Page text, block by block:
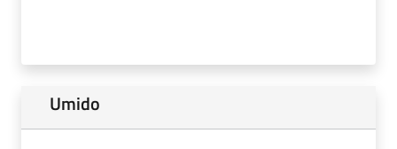
Umido